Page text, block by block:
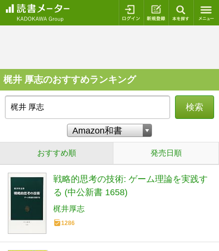
ログイン 新規登録
梶井 厚志のおすすめランキング
検索
おすすめ順 発売日順
戦略的思考の技術: ゲーム理論を実践す
る (中公新書 1658)
梶井厚志
1286